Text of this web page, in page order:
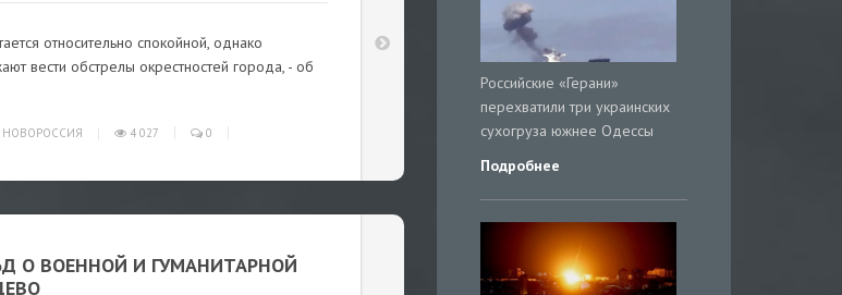
относительно спокойной, однако
вести обстрелы окрестностей города, - об
НОВОРОССИЯ 4 027 0
О ВОЕННОЙ И ГУМАНИТАРНОЙ
Российские «Герани»
перехватили три украинских
сухогруза южнее Одессы
Подробнее